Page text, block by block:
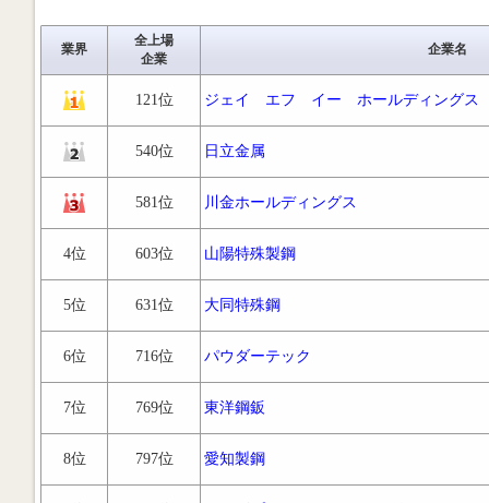
業界
全上場
企業
企業名
121位 ジェイ エフ イー ホールディングス
540位 日立金属
581位 川金ホールディングス
4位 603位 山陽特殊製鋼
5位 631位 大同特殊鋼
6位 716位 パウダーテック
7位 769位 東洋鋼鈑
8位 797位 愛知製鋼